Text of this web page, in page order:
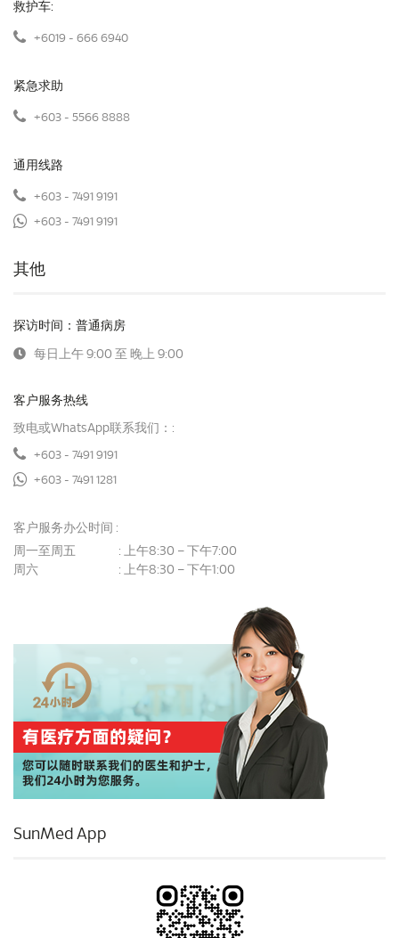
救护车:
+6019 - 666 6940
紧急求助
+603 - 5566 8888
通用线路
+603 - 7491 9191
+603 - 7491 9191
其他
探访时间：普通病房
每日上午 9:00 至 晚上 9:00
客户服务热线
致电或WhatsApp联系我们：:
+603 - 7491 9191
+603 - 7491 1281
客户服务办公时间 :
周一至周五
: 上午8:30 – 下午7:00
周六
: 上午8:30 – 下午1:00
SunMed App